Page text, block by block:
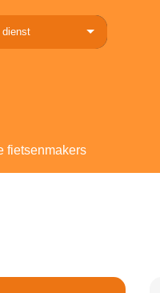
dienst
fietsenmakers